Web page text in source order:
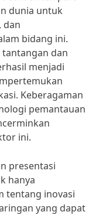
dunia untuk
dan
bidang ini.
dan
menjadi
Keberagaman
pemantauan
ini.
presentasi
hanya
tentang inovasi
yang dapat